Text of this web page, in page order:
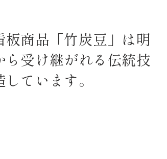
板商品「竹炭豆」は明
ら受け継がれる伝統技
ています。